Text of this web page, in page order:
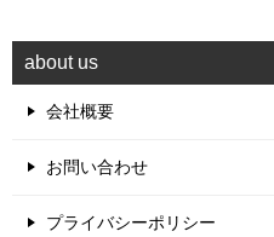
about us
会社概要
お問い合わせ
プライバシーポリシー